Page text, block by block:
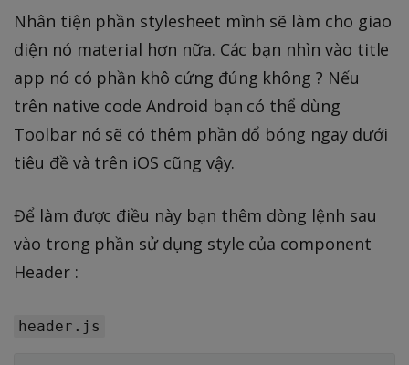
Nhân tiện phần stylesheet mình sẽ làm cho giao
diện nó material hơn nữa. Các bạn nhìn vào title
app nó có phần khô cứng đúng không ? Nếu
trên native code Android bạn có thể dùng
Toolbar nó sẽ có thêm phần đổ bóng ngay dưới
tiêu đề và trên iOS cũng vậy.
Để làm được điều này bạn thêm dòng lệnh sau
vào trong phần sử dụng style của component
Header :
header.js